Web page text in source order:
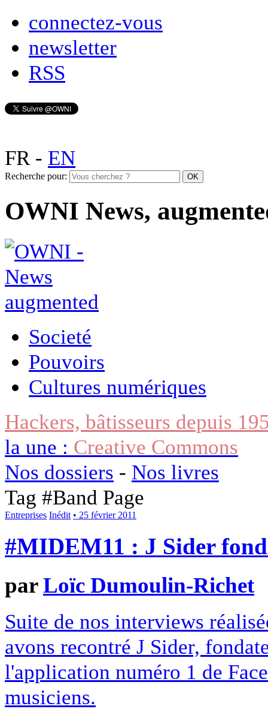
connectez-vous
newsletter
RSS
FR- EN
Recherche pour:
OWNI News,
Societé
Pouvoirs
Cultures numériques
Hackers, bâtisseurs depuis
la une : Creative Commons
Nos dossiers - Nos livres
Tag #Band Page
Entreprises Inédit • 25 février 2011
#MIDEM11 : J Sider
parLoïc Dumoulin-Richet
Suite de nos interviews
avons recontré J Sider,
l'application numéro 1 de
musiciens.